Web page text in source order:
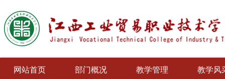
网站首页 部门概况 教学管理 教学风